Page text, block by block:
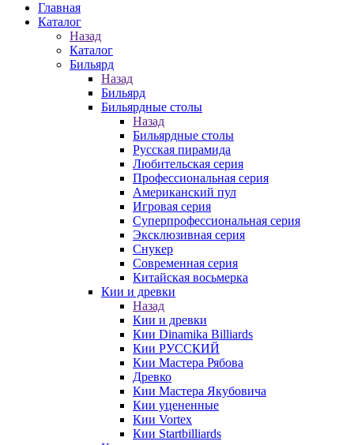
Главная
Каталог
Назад
Каталог
Бильярд
Назад
Бильярд
Бильярдные столы
Назад
Бильярдные столы
Русская пирамида
Любительская серия
Профессиональная серия
Американский пул
Игровая серия
Суперпрофессиональная серия
Эксклюзивная серия
Снукер
Современная серия
Китайская восьмерка
Кии и древки
Назад
Кии и древки
Кии Dinamika Billiards
Кии РУССКИЙ
Кии Мастера Рябова
Древко
Кии Мастера Якубовича
Кии уцененные
Кии Vortex
Кии Startbilliards